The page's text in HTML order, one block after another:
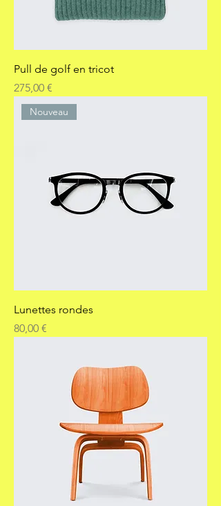
Pull de golf en tricot
Prix
275,00 €
Nouveau
Lunettes rondes
Prix
80,00 €